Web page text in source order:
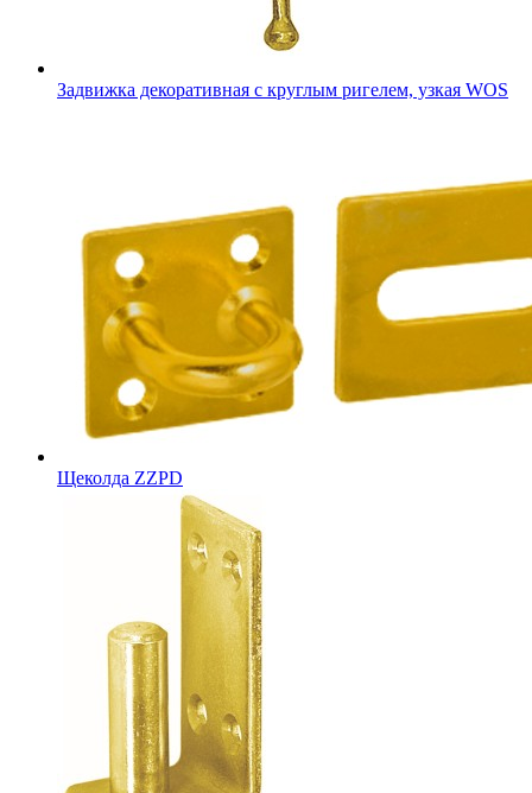
Задвижка декоративная с круглым ригелем, узкая WOS
Щеколда ZZPD